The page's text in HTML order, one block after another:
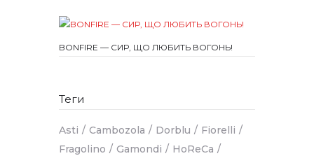
BONFIRE — СИР, ЩО ЛЮБИТЬ ВОГОНЬ!
Теги
Asti Cambozola Dorblu
Fiorelli
Fragolino
Gamondi
HoReCa